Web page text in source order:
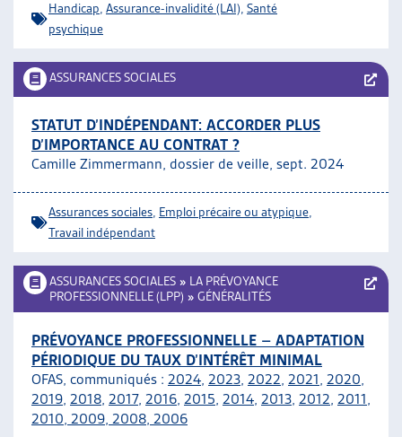
Handicap Assurance-invalidité (LAI) Santé
psychique
ASSURANCES SOCIALES
STATUT D’INDÉPENDANT: ACCORDER PLUS
D’IMPORTANCE AU CONTRAT ?
Camille Zimmermann, dossier de veille, sept. 2024
Assurances sociales Emploi précaire ou atypique
Travail indépendant
ASSURANCES SOCIALES » LA PRÉVOYANCE
PROFESSIONNELLE (LPP) » GÉNÉRALITÉS
PRÉVOYANCE PROFESSIONNELLE – ADAPTATION
PÉRIODIQUE DU TAUX D’INTÉRÊT MINIMAL
OFAS, communiqués : 2024, 2023, 2022, 2021, 2020,
2019, 2018, 2017, 2016, 2015, 2014, 2013, 2012, 2011,
2010, 2009, 2008, 2006